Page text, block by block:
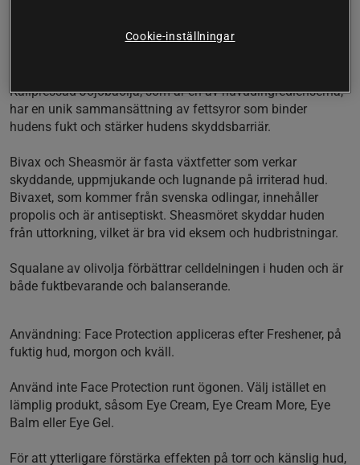
Kamomill och Lavendel är medicinalväxter med gamla anor
Kallpressad Jojobaolja, som är en av huvudingredienserna,
har en unik sammansättning av fettsyror som binder
hudens fukt och stärker hudens skyddsbarriär.
Bivax och Sheasmör är fasta växtfetter som verkar
skyddande, uppmjukande och lugnande på irriterad hud.
Bivaxet, som kommer från svenska odlingar, innehåller
propolis och är antiseptiskt. Sheasmöret skyddar huden
från uttorkning, vilket är bra vid eksem och hudbristningar.
Squalane av olivolja förbättrar celldelningen i huden och är
både fuktbevarande och balanserande.
Användning: Face Protection appliceras efter Freshener, på
fuktig hud, morgon och kväll.
Använd inte Face Protection runt ögonen. Välj istället en
lämplig produkt, såsom Eye Cream, Eye Cream More, Eye
Balm eller Eye Gel.
För att ytterligare förstärka effekten på torr och känslig hud,
Cookie-inställningar